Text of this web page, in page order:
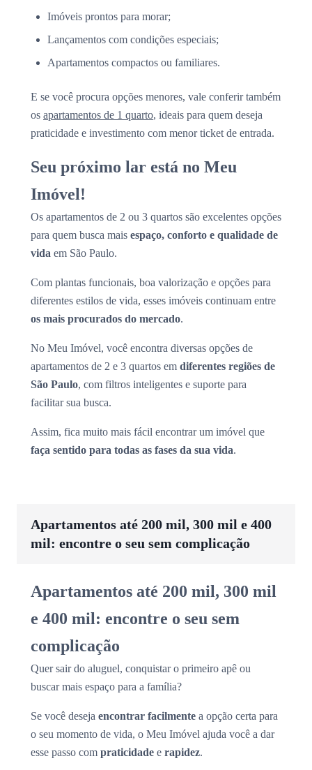
Imóveis prontos para morar;
Lançamentos com condições especiais;
Apartamentos compactos ou familiares.
E se você procura opções menores, vale conferir também
os apartamentos de 1 quarto, ideais para quem deseja
praticidade e investimento com menor ticket de entrada.
Seu próximo lar está no Meu
Imóvel!
Os apartamentos de 2 ou 3 quartos são excelentes opções
para quem busca mais espaço, conforto e qualidade de
vida em São Paulo.
Com plantas funcionais, boa valorização e opções para
diferentes estilos de vida, esses imóveis continuam entre
os mais procurados do mercado.
No Meu Imóvel, você encontra diversas opções de
apartamentos de 2 e 3 quartos em diferentes regiões de
São Paulo, com filtros inteligentes e suporte para
facilitar sua busca.
Assim, fica muito mais fácil encontrar um imóvel que
faça sentido para todas as fases da sua vida.
Apartamentos até 200 mil, 300 mil e 400
mil: encontre o seu sem complicação
Apartamentos até 200 mil, 300 mil
e 400 mil: encontre o seu sem
complicação
Quer sair do aluguel, conquistar o primeiro apê ou
buscar mais espaço para a família?
Se você deseja encontrar facilmente a opção certa para
o seu momento de vida, o Meu Imóvel ajuda você a dar
esse passo com praticidade e rapidez.